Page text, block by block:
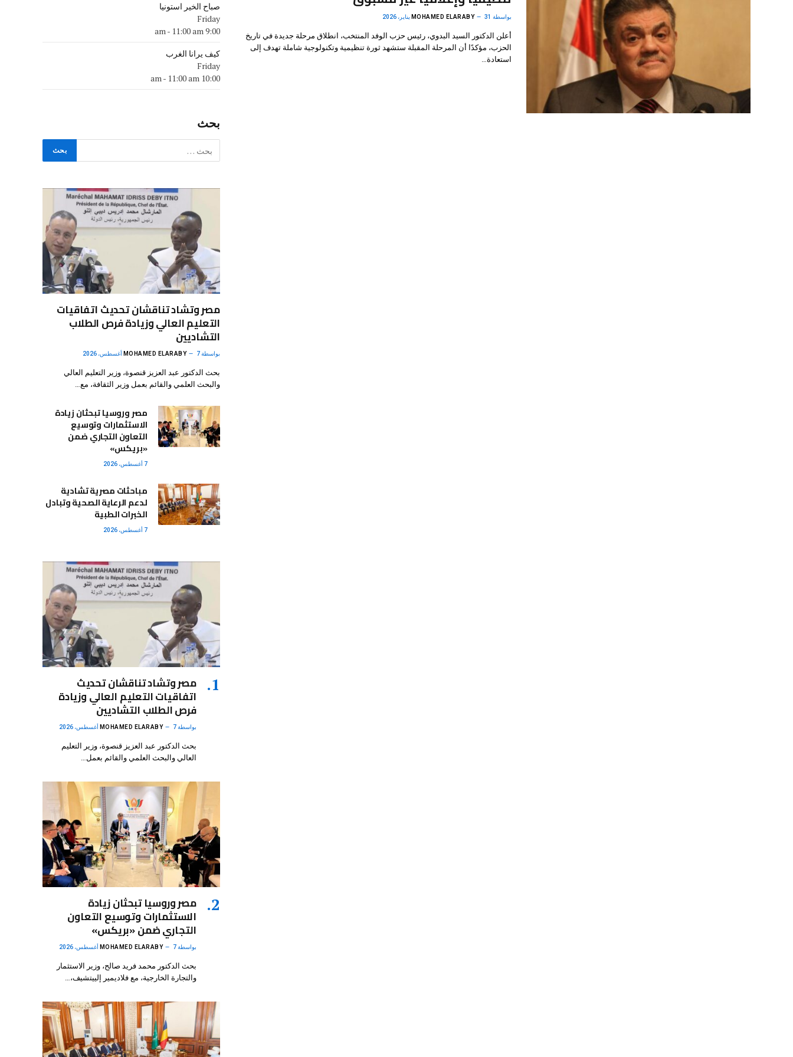
بواسطة MOHAMED ELARABY 31 يناير، 2026
أعلن الدكتور السيد البدوي، رئيس حزب الوفد المنتخب، انطلاق مرحلة جديدة في تاريخ
الحزب، مؤكدًا أن المرحلة المقبلة ستشهد ثورة تنظيمية وتكنولوجية شاملة تهدف إلى
استعادة…
صباح الخير استونيا
Friday
9:00 am
- 11:00 am
كيف يرانا الغرب
Friday
10:00 am
- 11:00 am
بحث
مصر وتشاد تناقشان تحديث اتفاقيات
التعليم العالي وزيادة فرص الطلاب
التشاديين
بواسطة MOHAMED ELARABY 7 أغسطس، 2026
بحث الدكتور عبد العزيز قنصوة، وزير التعليم العالي
والبحث العلمي والقائم بعمل وزير الثقافة، مع…
مصر وروسيا تبحثان زيادة
الاستثمارات وتوسيع
التعاون التجاري ضمن
«بريكس»
7 أغسطس، 2026
مباحثات مصرية تشادية
لدعم الرعاية الصحية وتبادل
الخبرات الطبية
7 أغسطس، 2026
مصر وتشاد تناقشان تحديث
اتفاقيات التعليم العالي وزيادة
فرص الطلاب التشاديين
بواسطة MOHAMED ELARABY 7 أغسطس، 2026
بحث الدكتور عبد العزيز قنصوة، وزير التعليم
العالي والبحث العلمي والقائم بعمل…
مصر وروسيا تبحثان زيادة
الاستثمارات وتوسيع التعاون
التجاري ضمن «بريكس»
بواسطة MOHAMED ELARABY 7 أغسطس، 2026
بحث الدكتور محمد فريد صالح، وزير الاستثمار
والتجارة الخارجية، مع فلاديمير إلييتشيف،…